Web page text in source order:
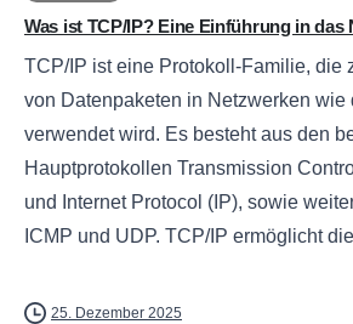
Was ist TCP/IP? Eine Einführung in
TCP/IP ist eine Protokoll-Familie, die
von Datenpaketen in Netzwerken wie
verwendet wird. Es besteht aus den
Hauptprotokollen Transmission
und Internet Protocol (IP), sowie
ICMP und UDP. TCP/IP ermöglicht
25. Dezember 2025